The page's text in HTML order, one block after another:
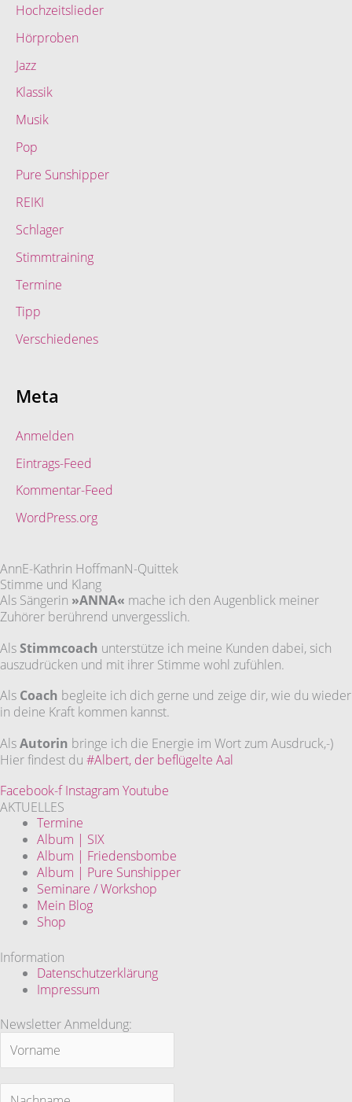
Hochzeitslieder
Hörproben
Jazz
Klassik
Musik
Pop
Pure Sunshipper
REIKI
Schlager
Stimmtraining
Termine
Tipp
Verschiedenes
Meta
Anmelden
Eintrags-Feed
Kommentar-Feed
WordPress.org
AnnE-Kathrin HoffmanN-Quittek
Stimme und Klang
Als Sängerin »ANNA« mache ich den Augenblick meiner
Zuhörer berührend unvergesslich.
AlsStimmcoach unterstütze ich meine Kunden dabei, sich
auszudrücken und mit ihrer Stimme wohl zufühlen.
Als Coach begleite ich dich gerne und zeige dir, wie du wieder
in deine Kraft kommen kannst.
AlsAutorin bringe ich die Energie im Wort zum Ausdruck,-)
Hier findest du #Albert, der beflügelte Aal
Facebook-f Instagram Youtube
AKTUELLES
Termine
Album | SIX
Album | Friedensbombe
Album | Pure Sunshipper
Seminare / Workshop
Mein Blog
Shop
Information
Datenschutzerklärung
Impressum
Newsletter Anmeldung: